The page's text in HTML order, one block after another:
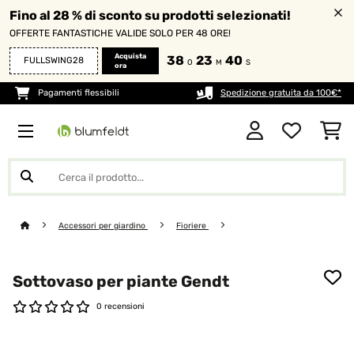
Fino al 28 % di sconto su prodotti selezionati!
OFFERTE FANTASTICHE VALIDE SOLO PER 48 ORE!
FULLSWING28
Acquista
ora
38 O 23 M 39 S
Pagamenti flessibili Spedizione gratuita da 100€*
Accessori per giardino Fioriere
Sottovaso per piante Gendt
0 recensioni